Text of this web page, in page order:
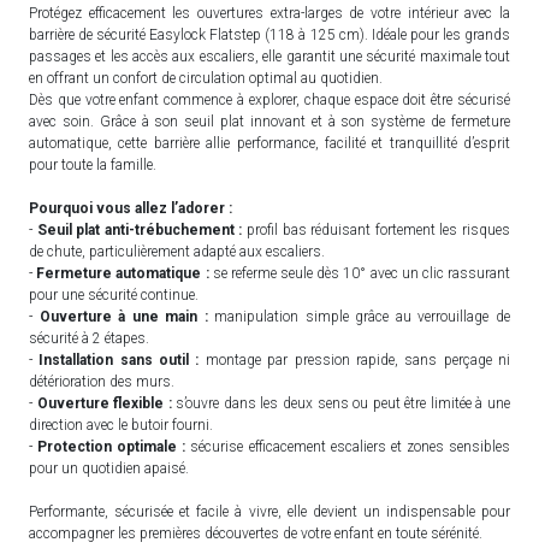
Protégez efficacement les ouvertures extra-larges de votre intérieur avec la
barrière de sécurité Easylock Flatstep (118 à 125 cm). Idéale pour les grands
passages et les accès aux escaliers, elle garantit une sécurité maximale tout
en offrant un confort de circulation optimal au quotidien.
Dès que votre enfant commence à explorer, chaque espace doit être sécurisé
avec soin. Grâce à son seuil plat innovant et à son système de fermeture
automatique, cette barrière allie performance, facilité et tranquillité d’esprit
pour toute la famille.
Pourquoi vous allez l’adorer :
- Seuil plat anti-trébuchement : profil bas réduisant fortement les risques
de chute, particulièrement adapté aux escaliers.
- Fermeture automatique :se referme seule dès 10° avec un clic rassurant
pour une sécurité continue.
- Ouverture à une main :manipulation simple grâce au verrouillage de
sécurité à 2 étapes.
- Installation sans outil : montage par pression rapide, sans perçage ni
détérioration des murs.
- Ouverture flexible :s’ouvre dans les deux sens ou peut être limitée à une
direction avec le butoir fourni.
- Protection optimale : sécurise efficacement escaliers et zones sensibles
pour un quotidien apaisé.
Performante, sécurisée et facile à vivre, elle devient un indispensable pour
accompagner les premières découvertes de votre enfant en toute sérénité.